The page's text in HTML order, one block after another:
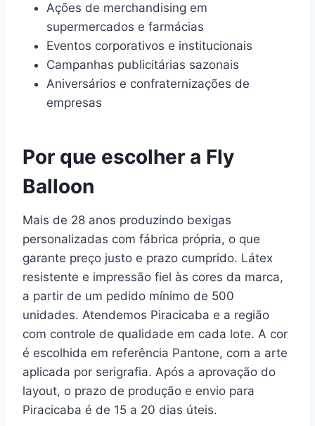
Ações de merchandising em
supermercados e farmácias
Eventos corporativos e institucionais
Campanhas publicitárias sazonais
Aniversários e confraternizações de
empresas
Por que escolher a Fly
Balloon
Mais de 28 anos produzindo bexigas
personalizadas com fábrica própria, o que
garante preço justo e prazo cumprido. Látex
resistente e impressão fiel às cores da marca,
a partir de um pedido mínimo de 500
unidades. Atendemos Piracicaba e a região
com controle de qualidade em cada lote. A cor
é escolhida em referência Pantone, com a arte
aplicada por serigrafia. Após a aprovação do
layout, o prazo de produção e envio para
Piracicaba é de 15 a 20 dias úteis.